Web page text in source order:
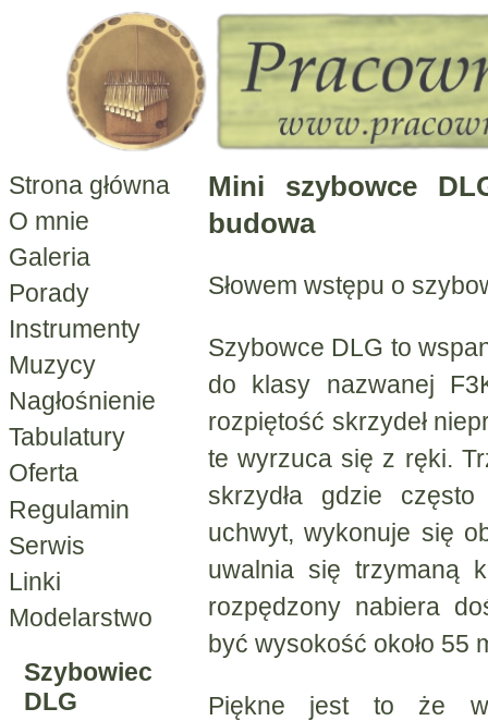
Strona główna
O mnie
Galeria
Porady
Instrumenty
Muzycy
Nagłośnienie
Tabulatury
Oferta
Regulamin
Serwis
Linki
Modelarstwo
Szybowiec
DLG
Mini szybowce
budowa
Słowem wstępu o
Szybowce DLG to
do klasy nazwanej
rozpiętość skrzydeł
te wyrzuca się z ręki.
skrzydła gdzie
uchwyt, wykonuje się
uwalnia się trzymaną
rozpędzony nabiera
być wysokość około 55
Piękne jest to że